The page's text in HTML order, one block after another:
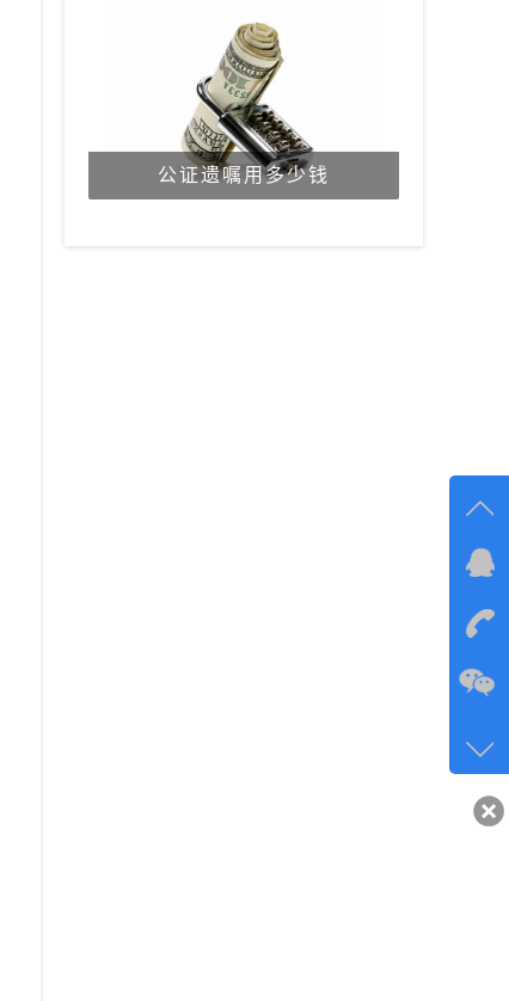
公证遗嘱用多少钱
在线
咨询
客服